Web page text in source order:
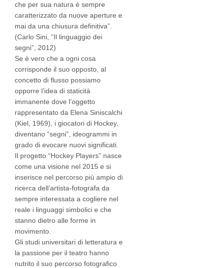
che per sua natura è sempre
caratterizzato da nuove aperture e
mai da una chiusura definitiva”.
(Carlo Sini, “Il linguaggio dei
segni”, 2012)
Se è vero che a ogni cosa
corrisponde il suo opposto, al
concetto di flusso possiamo
opporre l’idea di staticità
immanente dove l’oggetto
rappresentato da Elena Siniscalchi
(Kiel, 1969), i giocatori di Hockey,
diventano “segni”, ideogrammi in
grado di evocare nuovi significati.
Il progetto “Hockey Players” nasce
come una visione nel 2015 e si
inserisce nel percorso più ampio di
ricerca dell’artista-fotografa da
sempre interessata a cogliere nel
reale i linguaggi simbolici e che
stanno dietro alle forme in
movimento.
Gli studi universitari di letteratura e
la passione per il teatro hanno
nutrito il suo percorso fotografico